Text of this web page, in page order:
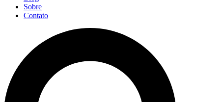
Sobre
Contato